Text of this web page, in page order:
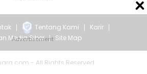
Tentang Kami
Karir
Media Siber
Site Map
- All Rights Reserved.